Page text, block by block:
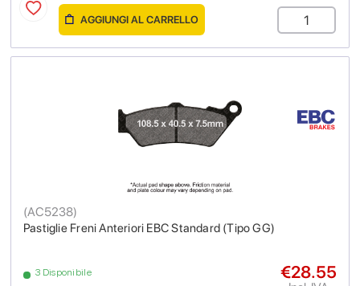
AGGIUNGI AL CARRELLO
Pastiglie Freni Anteriori EBC Standard (Tipo GG)
(AC5238)
3 Disponibile €28.55